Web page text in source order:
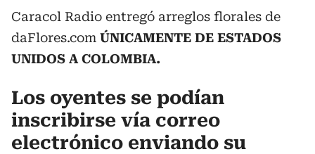
Caracol Radio entregó arreglos florales de
daFlores.com ÚNICAMENTE DE ESTADOS
UNIDOS A COLOMBIA.
Los oyentes se podían
inscribirse vía correo
electrónico enviando su